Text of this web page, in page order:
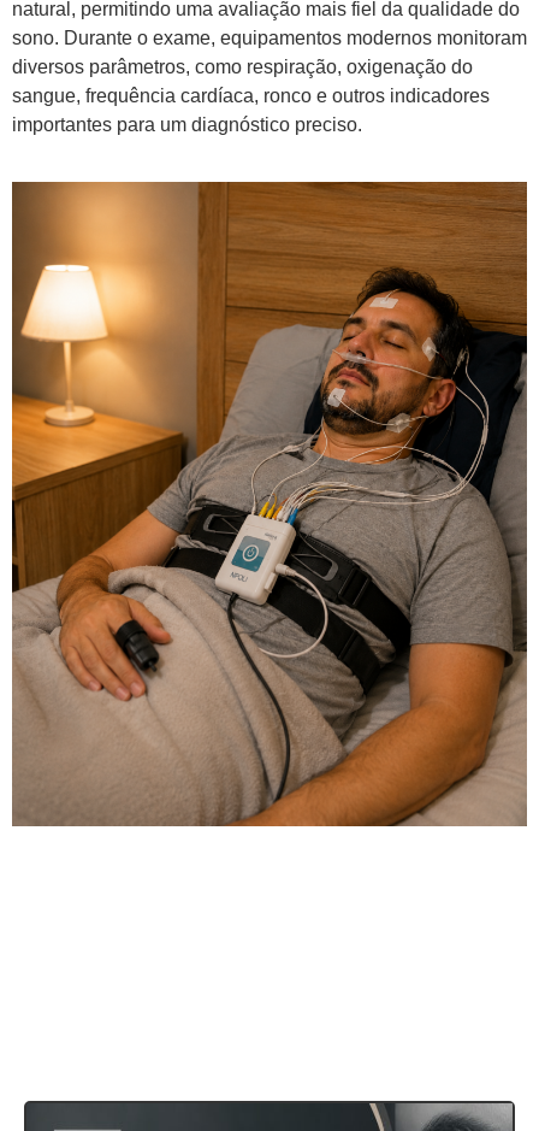
natural, permitindo uma avaliação mais fiel da qualidade do
sono. Durante o exame, equipamentos modernos monitoram
diversos parâmetros, como respiração, oxigenação do
sangue, frequência cardíaca, ronco e outros indicadores
importantes para um diagnóstico preciso.